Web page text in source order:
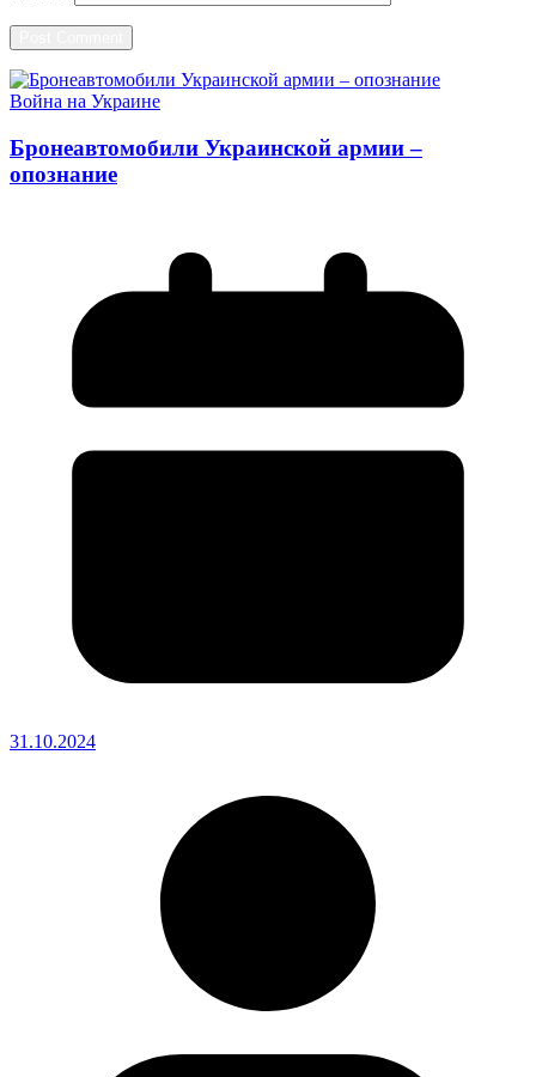
Война на Украине
Бронеавтомобили Украинской армии –
опознание
31.10.2024